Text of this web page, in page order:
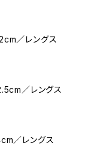
／レングス
／レングス
／レングス